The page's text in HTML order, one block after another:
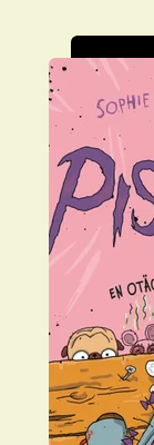
Om
Olivia
FAQ
För